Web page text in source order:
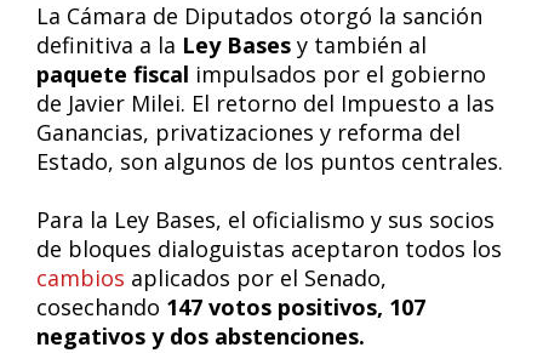
La Cámara de Diputados otorgó la sanción
definitiva a la Ley Bases y también al
paquete fiscal impulsados por el gobierno
de Javier Milei. El retorno del Impuesto a las
Ganancias, privatizaciones y reforma del
Estado, son algunos de los puntos centrales.
Para la Ley Bases, el oficialismo y sus socios
de bloques dialoguistas aceptaron todos los
cambios aplicados por el Senado,
cosechando 147 votos positivos, 107
negativos y dos abstenciones.